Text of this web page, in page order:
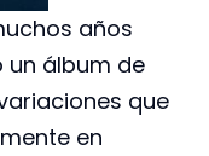
años
un álbum de
que
en